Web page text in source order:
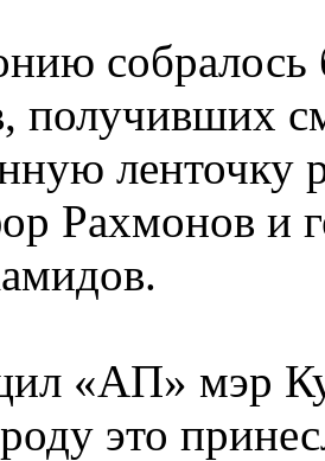
собралось
получивших
ленточку
Рахмонов и
«АП» мэр
это